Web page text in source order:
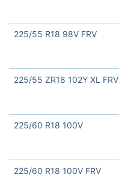
225/55 R18 98V FRV
225/55 ZR18 102Y XL FRV
225/60 R18 100V
225/60 R18 100V FRV